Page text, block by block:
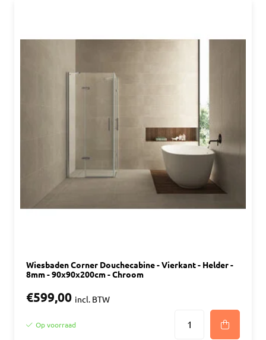
Wiesbaden Corner Douchecabine - Vierkant - Helder -
8mm - 90x90x200cm - Chroom
€599,00 incl. BTW
Op voorraad